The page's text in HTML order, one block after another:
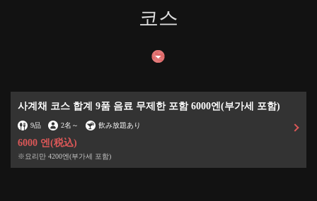
코스
사계채 코스 합계 9품 음료 무제한 포함 6000엔(부가세 포함)
9品 2名 ～ 飲み放題あり
6000 엔 (税込)
※요리만 4200엔(부가세 포함)